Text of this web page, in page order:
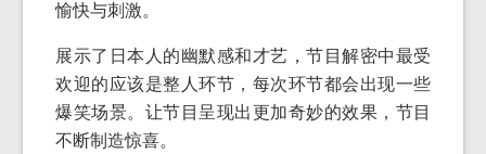
愉快与刺激。
展示了日本人的幽默感和才艺，节目解密中最受
欢迎的应该是整人环节，每次环节都会出现一些
爆笑场景。让节目呈现出更加奇妙的效果，节目
不断制造惊喜。